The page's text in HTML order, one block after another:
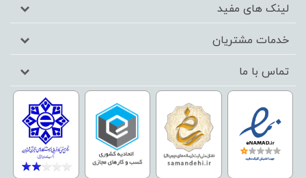
لینک های مفید
خدمات مشتریان
تماس با ما